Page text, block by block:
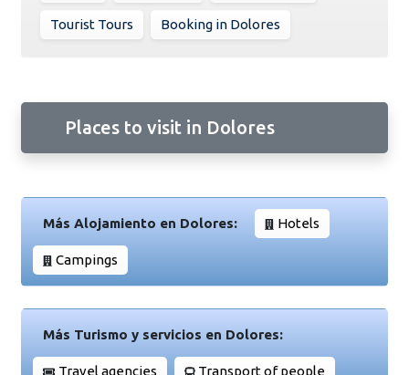
Tourist Tours Booking in Dolores
Places to visit in Dolores
Más Alojamiento en Dolores: Hotels
Campings
Más Turismo y servicios en Dolores:
Travel agencies Transport of people